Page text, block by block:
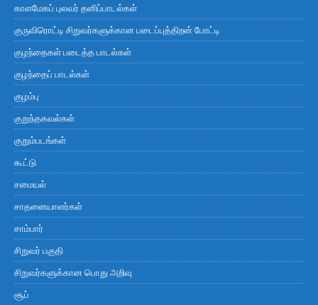
காளமேகப் புலவர் தனிப்பாடல்கள்
குருவிரொட்டி சிறுவர்களுக்கான படைப்புத்திறன் போட்டி
குழந்தைகள் படைத்த பாடல்கள்
குழந்தைப் பாடல்கள்
குழம்பு
குறுந்தகவல்கள்
குறும்படங்கள்
கூட்டு
சமையல்
சாதனையாளர்கள்
சாம்பார்
சிறுவர் பகுதி
சிறுவர்களுக்கான பொது அறிவு
சூப்